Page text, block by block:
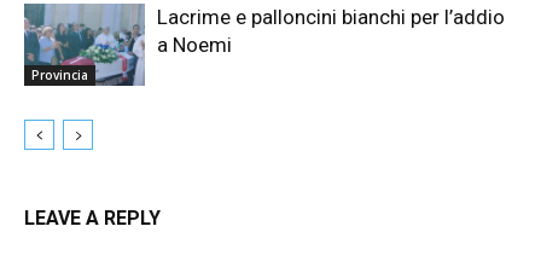
Provincia
Lacrime e palloncini bianchi per l’addio
a Noemi
LEAVE A REPLY